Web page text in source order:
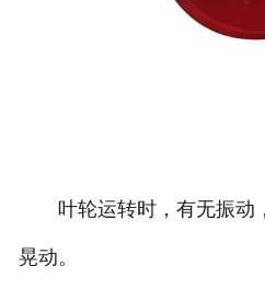
叶轮运转时，有无振动
晃动。